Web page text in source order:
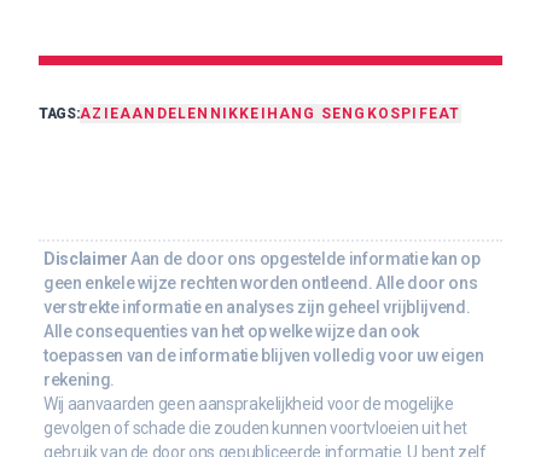
TAGS:AZIEAANDELEN NIKKEI HANG SENG KOSPI FEAT
DisclaimerAan de door ons opgestelde informatie kan op
geen enkele wijze rechten worden ontleend. Alle door ons
verstrekte informatie en analyses zijn geheel vrijblijvend.
Alle consequenties van het op welke wijze dan ook
toepassen van de informatie blijven volledig voor uw eigen
rekening.
Wij aanvaarden geen aansprakelijkheid voor de mogelijke
gevolgen of schade die zouden kunnen voortvloeien uit het
gebruik van de door ons gepubliceerde informatie. U bent zelf